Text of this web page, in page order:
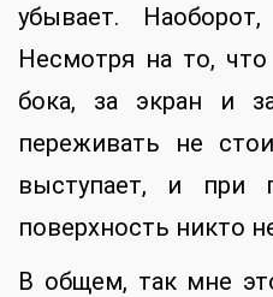
убывает.
Несмотря на то,
бока, за экран и
переживать не
выступает, и при
поверхность никто
В общем, так мне